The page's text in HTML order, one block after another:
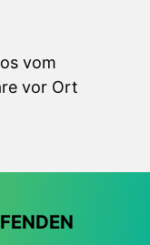
vom
vor Ort